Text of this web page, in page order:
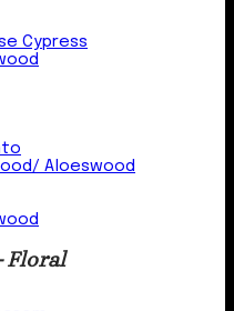
Cypress
Aloeswood
Floral